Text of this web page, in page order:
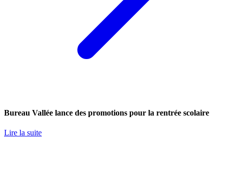
Bureau Vallée lance des promotions pour la rentrée scolaire
Lire la suite